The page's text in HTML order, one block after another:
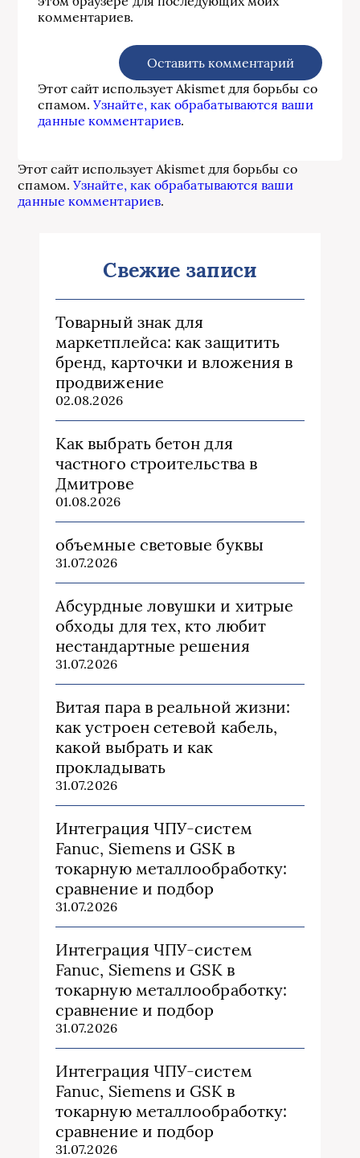
комментариев.
Этот сайт использует Akismet для борьбы со
спамом.Узнайте, как обрабатываются ваши
данные комментариев.
Этот сайт использует Akismet для борьбы со
спамом.Узнайте, как обрабатываются ваши
данные комментариев.
Свежие записи
Товарный знак для
маркетплейса: как защитить
бренд, карточки и вложения в
продвижение
02.08.2026
Как выбрать бетон для
частного строительства в
Дмитрове
01.08.2026
объемные световые буквы
31.07.2026
Абсурдные ловушки и хитрые
обходы для тех, кто любит
нестандартные решения
31.07.2026
Витая пара в реальной жизни:
как устроен сетевой кабель,
какой выбрать и как
прокладывать
31.07.2026
Интеграция ЧПУ-систем
Fanuc, Siemens и GSK в
токарную металлообработку:
сравнение и подбор
31.07.2026
Интеграция ЧПУ-систем
Fanuc, Siemens и GSK в
токарную металлообработку:
сравнение и подбор
31.07.2026
Интеграция ЧПУ-систем
Fanuc, Siemens и GSK в
токарную металлообработку:
сравнение и подбор
31.07.2026